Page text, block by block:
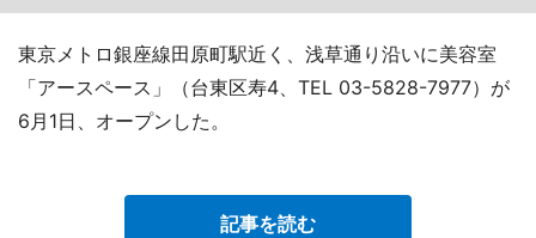
東京メトロ銀座線田原町駅近く、浅草通り沿いに美容室
「アースペース」（台東区寿4、TEL 03-5828-7977）が
6月1日、オープンした。
記事を読む